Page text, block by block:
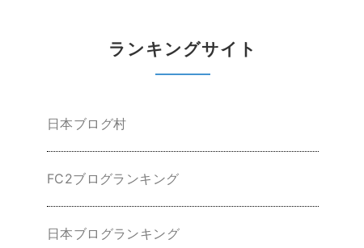
ランキングサイト
日本ブログ村
FC2ブログランキング
日本ブログランキング